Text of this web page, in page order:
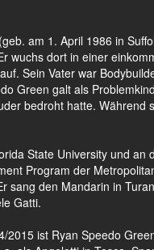
am 1. April 1986 in
wuchs dort in einer
Sein Vater war
Green galt als
bedroht hatte.
State University und
Program der
sang den Mandarin in
Gatti.
2015 ist Ryan Speedo